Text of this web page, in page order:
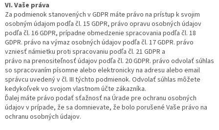
VI. Vaše práva
Za podmienok stanovených v GDPR máte právo na prístup k svojim
osobným údajom podľa čl. 15 GDPR, právo opravu osobných údajov
podľa čl. 16 GDPR, prípadne obmedzenie spracovania podľa čl. 18
GDPR. právo na výmaz osobných údajov podľa čl. 17 GDPR. právo
vzniesť námietku proti spracovaniu podľa čl. 21 GDPR a
právo na prenositeľnosť údajov podľa čl. 20 GDPR. právo odvolať súhlas
so spracovaním písomne alebo elektronicky na adresu alebo email
správcu uvedený v čl. III týchto podmienok. Odvolať súhlas môžete
kedykoľvek vo svojom vlastnom účte zákazníka.
Ďalej máte právo podať sťažnosť na Úrade pre ochranu osobných
údajov v prípade, že sa domnievate, že bolo porušené Vaše právo na
ochranu osobných údajov.